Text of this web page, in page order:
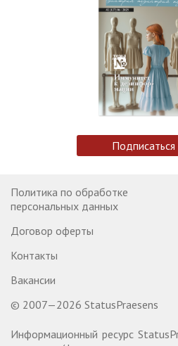
Подписаться
Политика по обработке
персональных данных
Договор оферты
Контакты
Вакансии
© 2007—2026 StatusPraesens
Информационный ресурс